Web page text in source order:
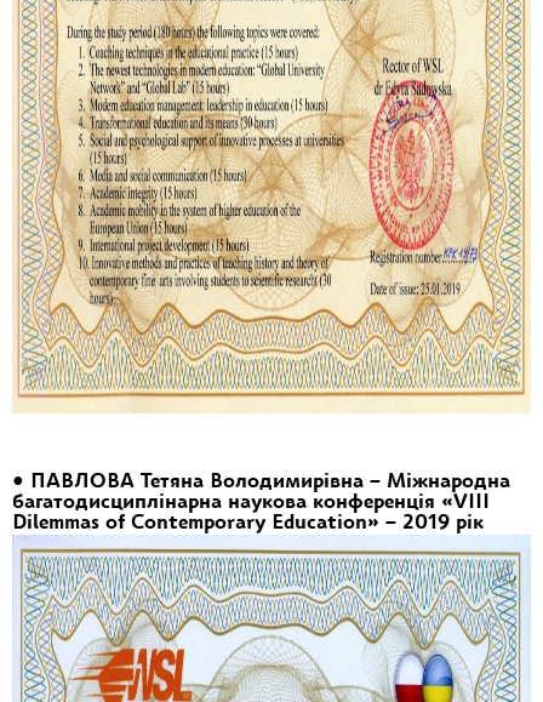
• ПАВЛОВА Тетяна Володимирівна – Міжнародна
багатодисциплінарна наукова конференція «VIII
Dilemmas of Contemporary Education» – 2019 рік